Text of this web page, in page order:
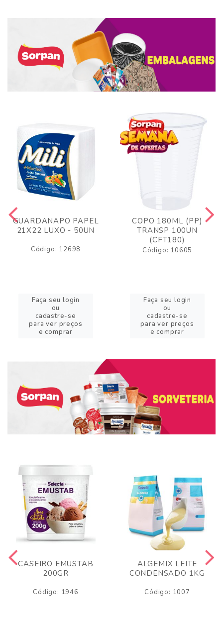
GUARDANAPO PAPEL
21X22 LUXO - 50UN
Código: 12698
Faça seu login
ou
cadastre-se
para ver preços
e comprar
COPO 180ML (PP)
TRANSP 100UN
(CFT180)
Código: 10605
Faça seu login
ou
cadastre-se
para ver preços
e comprar
CASEIRO EMUSTAB
200GR
Código: 1946
ALGEMIX LEITE
CONDENSADO 1KG
Código: 1007